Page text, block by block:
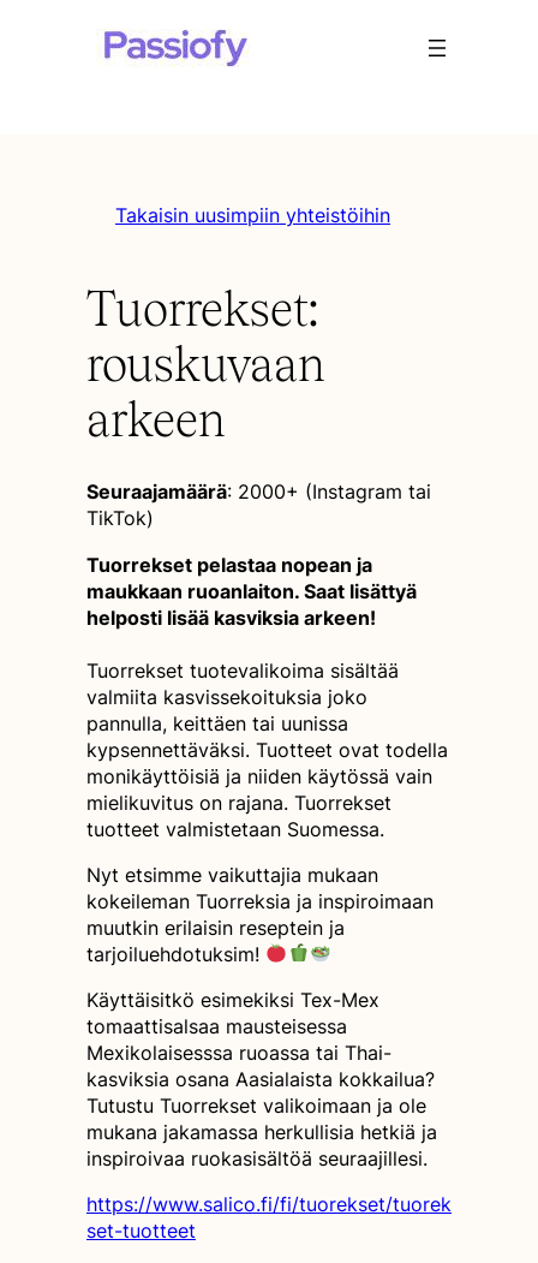
Takaisin uusimpiin yhteistöihin
Tuorrekset:
rouskuvaan
arkeen
Seuraajamäärä: 2000+ (Instagram tai
TikTok)
Tuorrekset pelastaa nopean ja
maukkaan ruoanlaiton. Saat lisättyä
helposti lisää kasviksia arkeen!
Tuorrekset tuotevalikoima sisältää
valmiita kasvissekoituksia joko
pannulla, keittäen tai uunissa
kypsennettäväksi. Tuotteet ovat todella
monikäyttöisiä ja niiden käytössä vain
mielikuvitus on rajana. Tuorrekset
tuotteet valmistetaan Suomessa.
Nyt etsimme vaikuttajia mukaan
kokeileman Tuorreksia ja inspiroimaan
muutkin erilaisin reseptein ja
tarjoiluehdotuksim!
Käyttäisitkö esimekiksi Tex-Mex
tomaattisalsaa mausteisessa
Mexikolaisesssa ruoassa tai Thai-
kasviksia osana Aasialaista kokkailua?
Tutustu Tuorrekset valikoimaan ja ole
mukana jakamassa herkullisia hetkiä ja
inspiroivaa ruokasisältöä seuraajillesi.
https://www.salico.fi/fi/tuorekset/tuorek
set-tuotteet